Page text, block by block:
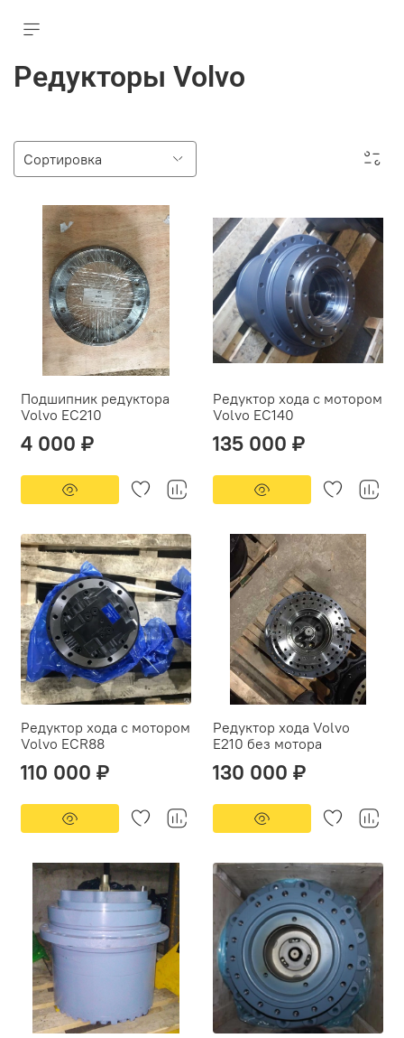
Редукторы Volvo
Подшипник редуктора
Volvo EC210
4 000 ₽
Редуктор хода c мотором
Volvo EC140
135 000 ₽
Редуктор хода c мотором
Volvo ECR88
110 000 ₽
Редуктор хода Volvo
E210 без мотора
130 000 ₽